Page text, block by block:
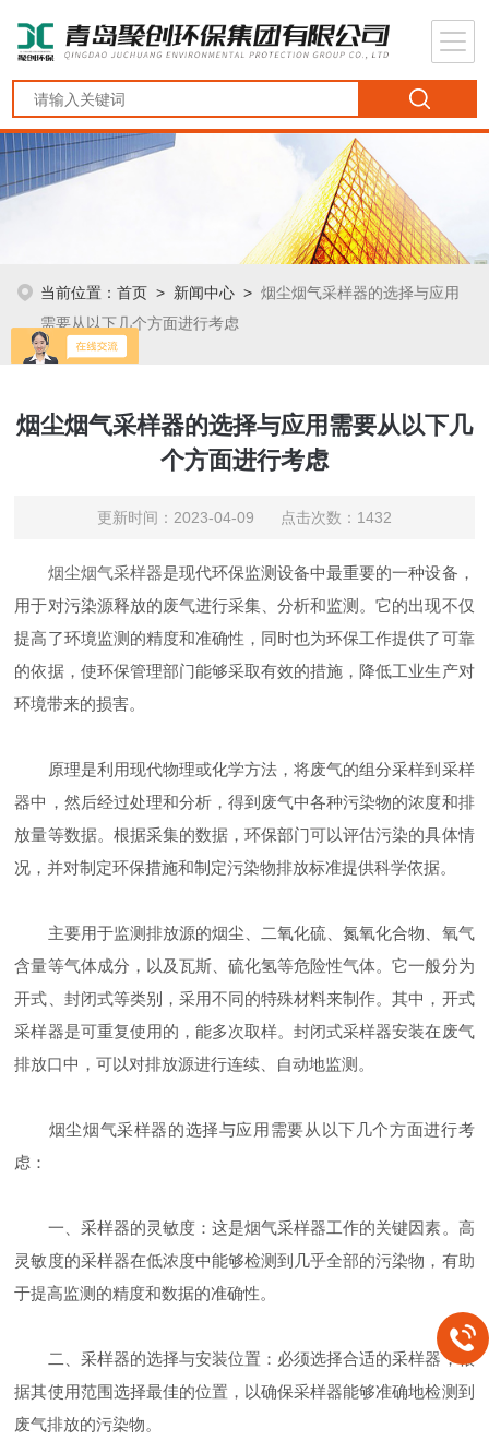
当前位置：首页 > 新闻中心 >烟尘烟气采样器的选择与应用
需要从以下几个方面进行考虑
烟尘烟气采样器的选择与应用需要从以下几
个方面进行考虑
更新时间：2023-04-09 点击次数：1432
烟尘烟气采样器是现代环保监测设备中最重要的一种设备，
用于对污染源释放的废气进行采集、分析和监测。它的出现不仅
提高了环境监测的精度和准确性，同时也为环保工作提供了可靠
的依据，使环保管理部门能够采取有效的措施，降低工业生产对
环境带来的损害。
原理是利用现代物理或化学方法，将废气的组分采样到采样
器中，然后经过处理和分析，得到废气中各种污染物的浓度和排
放量等数据。根据采集的数据，环保部门可以评估污染的具体情
况，并对制定环保措施和制定污染物排放标准提供科学依据。
主要用于监测排放源的烟尘、二氧化硫、氮氧化合物、氧气
含量等气体成分，以及瓦斯、硫化氢等危险性气体。它一般分为
开式、封闭式等类别，采用不同的特殊材料来制作。其中，开式
采样器是可重复使用的，能多次取样。封闭式采样器安装在废气
排放口中，可以对排放源进行连续、自动地监测。
烟尘烟气采样器的选择与应用需要从以下几个方面进行考
虑：
一、采样器的灵敏度：这是烟气采样器工作的关键因素。高
灵敏度的采样器在低浓度中能够检测到几乎全部的污染物，有助
于提高监测的精度和数据的准确性。
二、采样器的选择与安装位置：必须选择合适的采样器，根
据其使用范围选择最佳的位置，以确保采样器能够准确地检测到
废气排放的污染物。